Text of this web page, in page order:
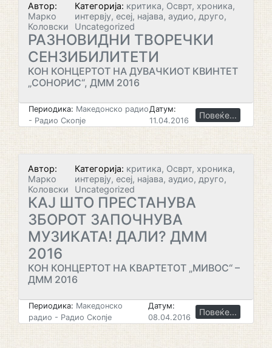
Автор:
Марко
Коловски
Категорија: критика, Осврт, хроника,
интервју, есеј, најава, аудио, друго,
Uncategorized
РАЗНОВИДНИ ТВОРЕЧКИ
СЕНЗИБИЛИТЕТИ
КОН КОНЦЕРТОТ НА ДУВАЧКИОТ КВИНТЕТ
„СОНОРИС“, ДММ 2016
Периодика: Македонско радио
- Радио Скопје
Датум:
11.04.2016
Повеќе...
Автор:
Марко
Коловски
Категорија: критика, Осврт, хроника,
интервју, есеј, најава, аудио, друго,
Uncategorized
КАЈ ШТО ПРЕСТАНУВА
ЗБОРОТ ЗАПОЧНУВА
МУЗИКАТА! ДАЛИ? ДММ
2016
КОН КОНЦЕРТОТ НА КВАРТЕТОТ „МИВОС“ –
ДММ 2016
Периодика: Македонско
радио - Радио Скопје
Датум:
08.04.2016
Повеќе...